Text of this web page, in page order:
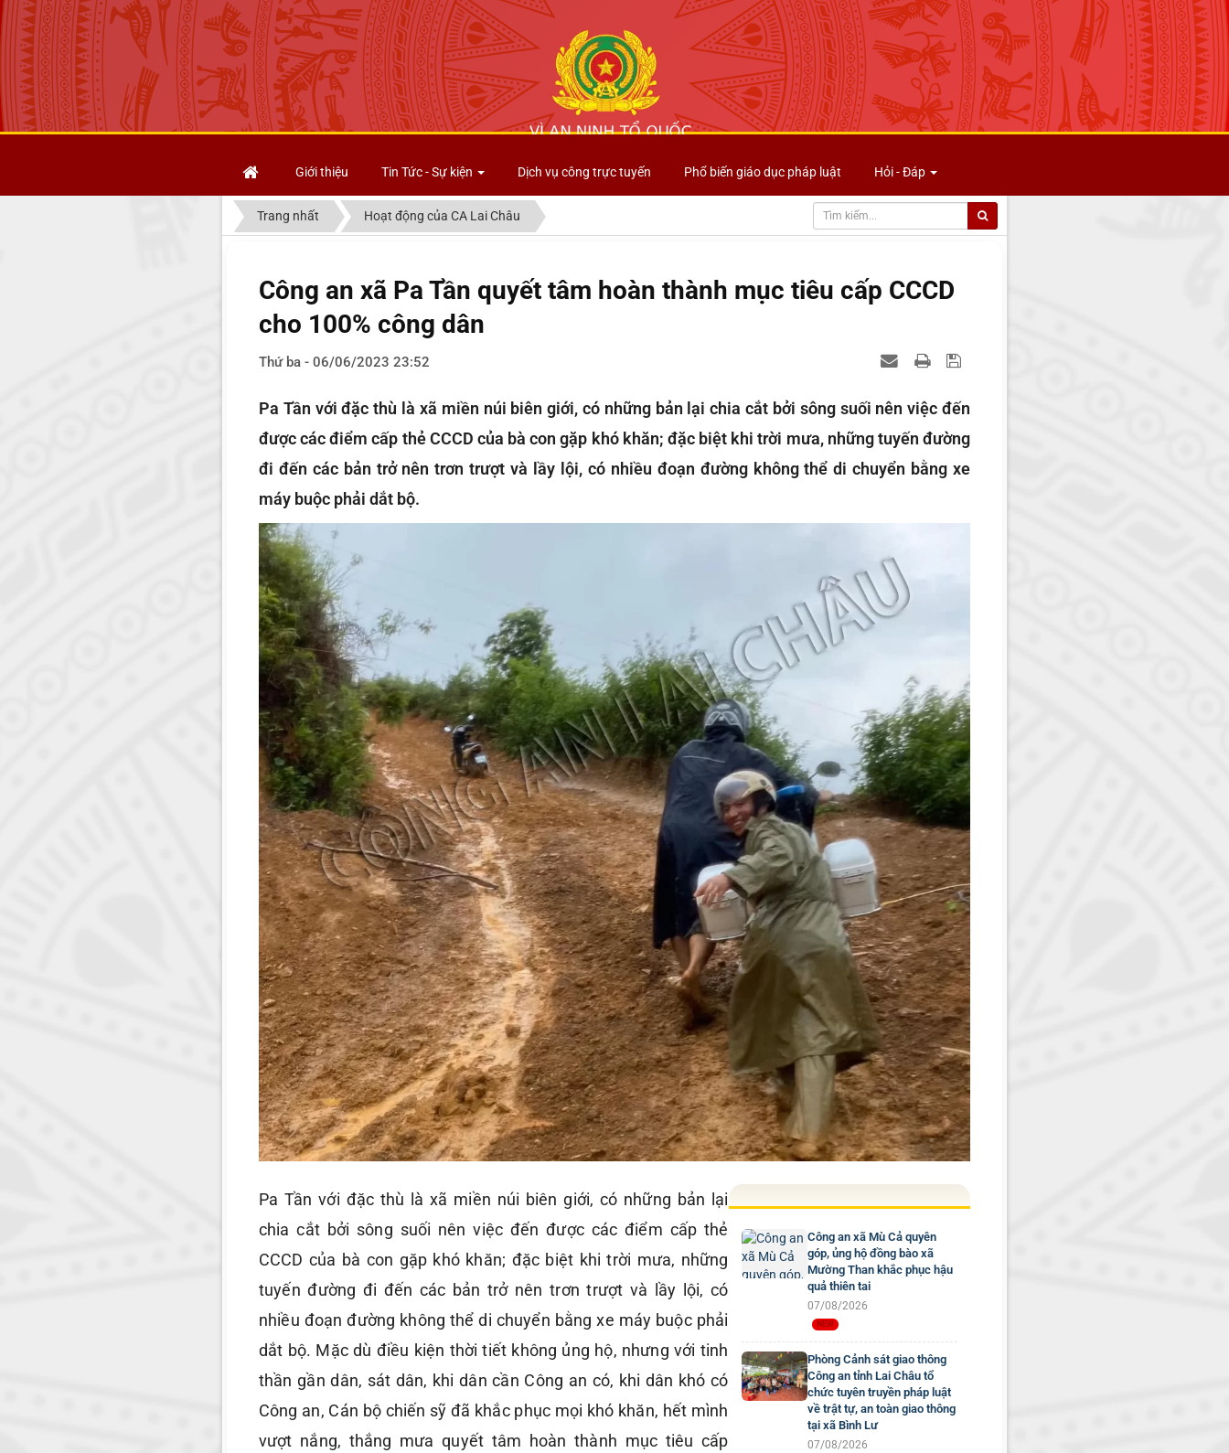
Giới thiệu
Tin Tức - Sự kiện Dịch vụ công trực tuyến Phổ biến giáo dục pháp luật Hỏi - Đáp
Trang nhất Hoạt động của CA Lai Châu
Công an xã Pa Tần quyết tâm hoàn thành mục tiêu cấp CCCD
cho 100% công dân
Thứ ba - 06/06/2023 23:52
Pa Tần với đặc thù là xã miền núi biên giới, có những bản lại chia cắt bởi sông suối nên việc đến
được các điểm cấp thẻ CCCD của bà con gặp khó khăn; đặc biệt khi trời mưa, những tuyến đường
đi đến các bản trở nên trơn trượt và lầy lội, có nhiều đoạn đường không thể di chuyển bằng xe
máy buộc phải dắt bộ.
Pa Tần với đặc thù là xã miền núi biên giới, có những bản lại
chia cắt bởi sông suối nên việc đến được các điểm cấp thẻ
CCCD của bà con gặp khó khăn; đặc biệt khi trời mưa, những
tuyến đường đi đến các bản trở nên trơn trượt và lầy lội, có
nhiều đoạn đường không thể di chuyển bằng xe máy buộc phải
dắt bộ. Mặc dù điều kiện thời tiết không ủng hộ, nhưng với tinh
thần gần dân, sát dân, khi dân cần Công an có, khi dân khó có
Công an, Cán bộ chiến sỹ đã khắc phục mọi khó khăn, hết mình
vượt nắng, thắng mưa quyết tâm hoàn thành mục tiêu cấp
Công an xã Mù Cả quyên
góp, ủng hộ đồng bào xã
Mường Than khắc phục hậu
quả thiên tai
07/08/2026
Phòng Cảnh sát giao thông
Công an tỉnh Lai Châu tổ
chức tuyên truyền pháp luật
về trật tự, an toàn giao thông
tại xã Bình Lư
07/08/2026